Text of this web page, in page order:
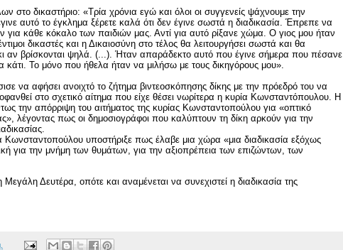
στο δικαστήριο: «Τρία χρόνια εγώ και όλοι οι συγγενείς ψάχνουμε την
αυτό το έγκλημα ξέρετε καλά ότι δεν έγινε σωστά η διαδικασία. Έπρεπε να
για κάθε κόκαλο των παιδιών μας. Αντί για αυτό ρίξανε χώμα. Ο γιος μου ήταν
δικαστές και η Δικαιοσύνη στο τέλος θα λειτουργήσει σωστά και θα
αν βρίσκονται ψηλά. (...). Ήταν απαράδεκτο αυτό που έγινε σήμερα που πέσανε
κάτι. Το μόνο που ήθελα ήταν να μιλήσω με τους δικηγόρους μου».
να αφήσει ανοιχτό το ζήτημα βιντεοσκόπησης δίκης με την πρόεδρό του να
στο σχετικό αίτημα που είχε θέσει νωρίτερα η κυρία Κωνσταντόπουλου. Η
την απόρριψη του αιτήματος της κυρίας Κωνσταντοπούλου για «οπτικό
λέγοντας πως οι δημοσιογράφοι που καλύπτουν τη δίκη αρκούν για την
Κωνσταντοπούλου υποστήριξε πως έλαβε μια χώρα «μια διαδικασία εξόχως
για την μνήμη των θυμάτων, για την αξιοπρέπεια των επιζώντων, των
Δευτέρα, οπότε και αναμένεται να συνεχιστεί η διαδικασία της